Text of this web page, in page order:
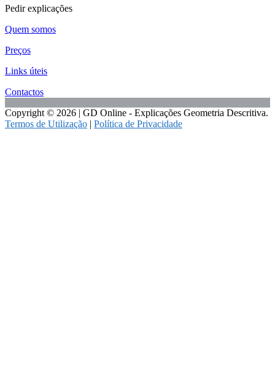
Pedir explicações
Quem somos
Preços
Links úteis
Contactos
Copyright © 2026 | GD Online - Explicações Geometria Descritiva.
Termos de Utilização | Política de Privacidade